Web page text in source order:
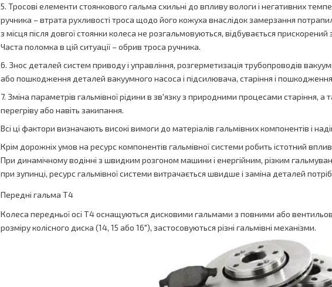
5. Тросові елементи стоянкового гальма схильні до впливу вологи і негативних
ручника – втрата рухливості троса щодо його кожуха внаслідок замерзання
з місця після довгої стоянки колеса не розгальмовуються, відбувається прискорений
Часта поломка в цій ситуації – обрив троса ручника.
6. Знос деталей систем приводу і управління, розгерметизація трубопроводів
або пошкодження деталей вакуумного насоса і підсилювача, старіння і
7. Зміна параметрів гальмівної рідини в зв'язку з природними процесами старіння, а
перегріву або навіть закипання.
Всі ці фактори визначають високі вимоги до матеріалів гальмівних компонентів і
Крім дорожніх умов на ресурс компонентів гальмівної системи робить істотний
При динамічному водінні з швидким розгоном машини і енергійним, різким
при зупинці, ресурс гальмівної системи витрачається швидше і заміна деталей
Передні гальма Т4
Колеса передньої осі Т4 оснащуються дисковими гальмами з повними або
розміру колісного диска (14, 15 або 16"), застосовуються різні гальмівні механізми.